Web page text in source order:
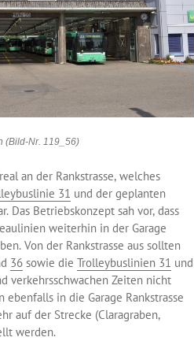
(Bild-Nr. 119_56)
an der Rankstrasse, welches
31 und der geplanten
Das Betriebskonzept sah vor, dass
weiterhin in der Garage
Von der Rankstrasse aus sollten
36 sowie die Trolleybuslinien 31 und
verkehrsschwachen Zeiten nicht
in die Garage Rankstrasse
auf der Strecke (Claragraben,
werden.